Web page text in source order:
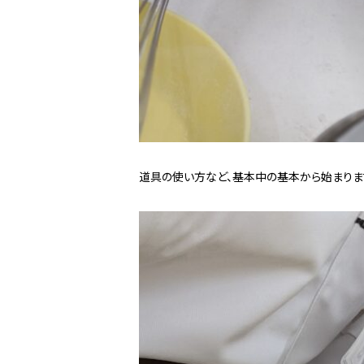
道具の使い方など、基本中の基本から始まりま